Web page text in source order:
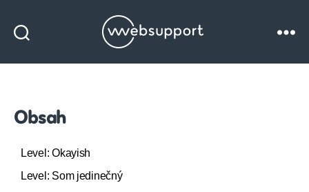
Websupport
Obsah
Level: Okayish
Level: Som jedinečný